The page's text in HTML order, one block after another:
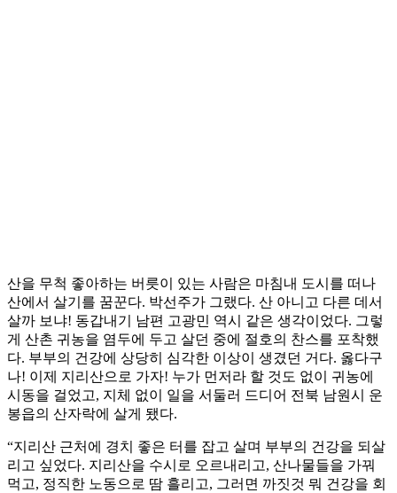
산을 무척 좋아하는 버릇이 있는 사람은 마침내 도시를 떠나
산에서 살기를 꿈꾼다. 박선주가 그랬다. 산 아니고 다른 데서
살까 보냐! 동갑내기 남편 고광민 역시 같은 생각이었다. 그렇
게 산촌 귀농을 염두에 두고 살던 중에 절호의 찬스를 포착했
다. 부부의 건강에 상당히 심각한 이상이 생겼던 거다. 옳다구
나! 이제 지리산으로 가자! 누가 먼저라 할 것도 없이 귀농에
시동을 걸었고, 지체 없이 일을 서둘러 드디어 전북 남원시 운
봉읍의 산자락에 살게 됐다.
“지리산 근처에 경치 좋은 터를 잡고 살며 부부의 건강을 되살
리고 싶었다. 지리산을 수시로 오르내리고, 산나물들을 가꿔
먹고, 정직한 노동으로 땀 흘리고, 그러면 까짓것 뭐 건강을 회